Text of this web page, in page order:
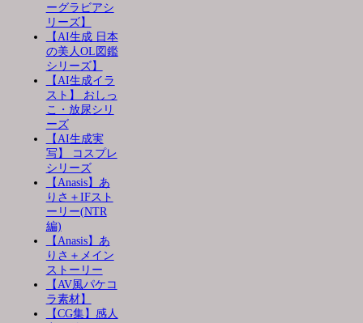
ーグラビアシ
リーズ】
【AI生成 日本
の美人OL図鑑
シリーズ】
【AI生成イラ
スト】 おしっ
こ・放尿シリ
ーズ
【AI生成実
写】 コスプレ
シリーズ
【Anasis】あ
りさ＋IFスト
ーリー(NTR
編)
【Anasis】あ
りさ＋メイン
ストーリー
【AV風パケコ
ラ素材】
【CG集】感人